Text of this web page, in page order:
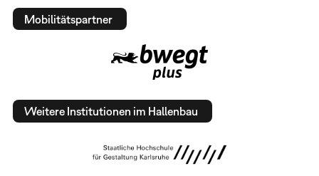
Mobilitätspartner
Weitere Institutionen im Hallenbau